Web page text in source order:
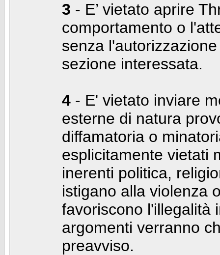
3 - E’ vietato aprire
comportamento o
senza
sezione interessata.
4 - E' vietato inviare
esterne di natura
diffamatoria o
esplicitamente vietati
inerenti politica,
istigano alla violenza
favoriscono l'illegalità
argomenti verranno
preavviso.